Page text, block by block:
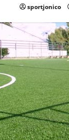
sportjonico